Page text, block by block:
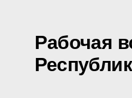
Рабочая